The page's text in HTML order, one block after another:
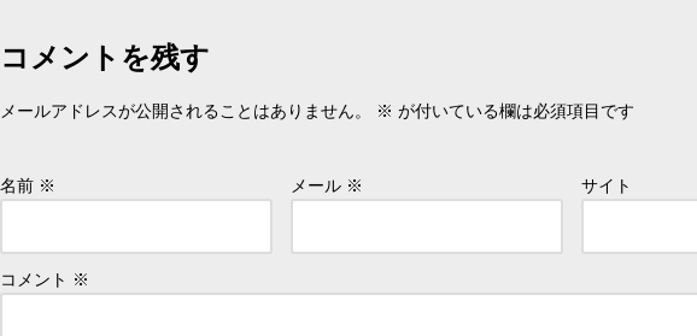
コメントを残す
メールアドレスが公開されることはありません。 ※ が付いている欄は必須項目です
名前 ※ メール ※ サイト
コメント ※